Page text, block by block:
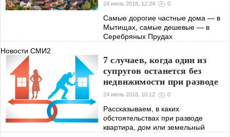
24 июль 2018, 12:24 0
Самые дорогие частные дома — в
Мытищах, самые дешевые — в
Серебряных Прудах
Новости СМИ2
7 случаев, когда один из
супругов останется без
недвижимости при разводе
24 июль 2018, 10:12 0
Рассказываем, в каких
обстоятельствах при разводе
квартира, дом или земельный